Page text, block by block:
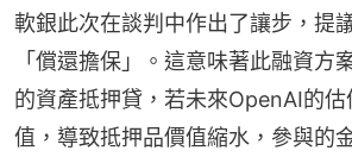
軟銀此次在談判中作出了讓步，提
「償還擔保」。這意味著此融資方
的資產抵押貸，若未來OpenAI的
值，導致抵押品價值縮水，參與的